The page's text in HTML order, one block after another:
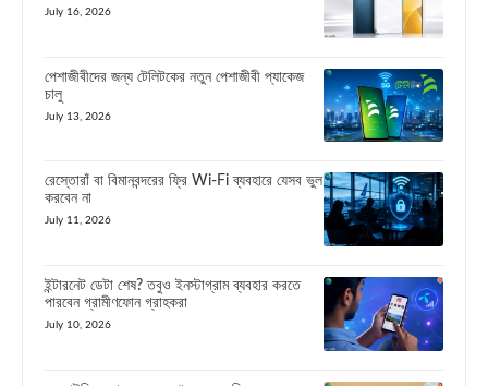
July 16, 2026
পেশাজীবীদের জন্য টেলিটকের নতুন পেশাজীবী প্যাকেজ
চালু
July 13, 2026
রেস্তোরাঁ বা বিমানবন্দরের ফ্রি Wi-Fi ব্যবহারে যেসব ভুল
করবেন না
July 11, 2026
ইন্টারনেট ডেটা শেষ? তবুও ইনস্টাগ্রাম ব্যবহার করতে
পারবেন গ্রামীণফোন গ্রাহকরা
July 10, 2026